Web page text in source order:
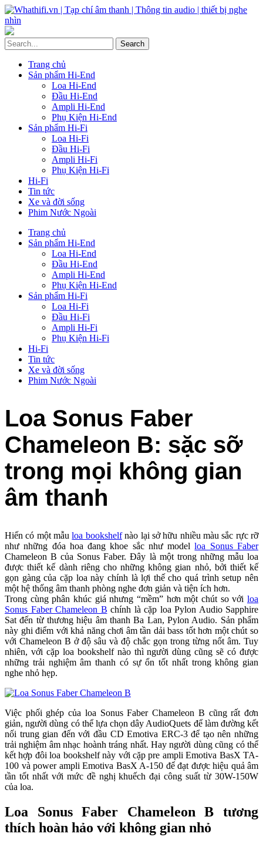
Trang chủ
Sản phẩm Hi-End
Loa Hi-End
Đầu Hi-End
Ampli Hi-End
Phụ Kiện Hi-End
Sản phẩm Hi-Fi
Loa Hi-Fi
Đầu Hi-Fi
Ampli Hi-Fi
Phụ Kiện Hi-Fi
Hi-Fi
Tin tức
Xe và đời sống
Phim Nước Ngoài
Trang chủ
Sản phẩm Hi-End
Loa Hi-End
Đầu Hi-End
Ampli Hi-End
Phụ Kiện Hi-End
Sản phẩm Hi-Fi
Loa Hi-Fi
Đầu Hi-Fi
Ampli Hi-Fi
Phụ Kiện Hi-Fi
Hi-Fi
Tin tức
Xe và đời sống
Phim Nước Ngoài
Loa Sonus Faber
Chameleon B: sặc sỡ
trong mọi không gian
âm thanh
Hiến có một mẫuloa bookshelfnào lại sở hữu nhiều màu sắc rực rỡ
như những đóa hoa đang khoe sắc như modelloa Sonus Faber
Chameleon B của Sonus Faber. Đây là một trong những mẫu loa
được thiết kế dành riêng cho những không gian nhỏ, bởi thiết kế
gọn gàng của cặp loa này chính là lợi thế cho quá trình setup nên
một hệ thống âm thanh phòng nghe đơn giản và tiện ích hơn.
Trong cùng phân khúc giá nhưng “mềm” hơn một chút so với loa
Sonus Faber Chameleon B chính là cặp loa Pylon Audio Sapphire
Sat đến từ thương hiệu âm thanh Ba Lan, Pylon Audio. Sản phẩm
này ghi điểm với khả năng chơi âm tần dải bass tốt hơn một chút so
với Chameleon B ở độ sâu và độ chắc gọn trong từng nốt âm. Tuy
nhiên, với cặp loa bookshelf nào thì người dùng cũng sẽ có được
những trải nghiệm âm thanh có sự ổn tốt nhất trong không gian
nghe nhỏ hẹp.
Việc phối ghép của loa Sonus Faber Chameleon B cũng rất đơn
giản, người dùng có thể lựa chọn dây AudioQuets để làm đường kết
nối trung gian đến với đầu CD Emotiva ERC-3 để tạo nên những
trải nghiệm âm nhạc hoành tráng nhất. Hay người dùng cũng có thể
kết hợp đôi loa bookshelf này với cặp pre ampli Emotiva BasX TA-
100 và power ampli Emotiva BasX A-150 để đạt được hiệu quả âm
tần tốt nhất với mức đề nghị khuếch đại công suất từ 30W-150W
của loa.
Loa Sonus Faber Chameleon B tương
thích hoàn hảo với không gian nhỏ